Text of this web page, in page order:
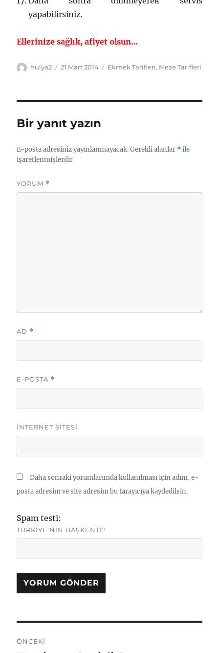
yapabilirsiniz.
Ellerinize sağlık, afiyet olsun…
Yazar
hulya2
Yayın
21 Mart 2014 Kategoriler
Ekmek Tarifleri, Meze Tarifleri
Bir yanıt yazın
E-posta adresiniz yayınlanmayacak. Gerekli alanlar *ile
işaretlenmişlerdir
YORUM *
AD *
E-POSTA *
İNTERNET SITESI
Daha sonraki yorumlarımda kullanılması için adım, e-
posta adresim ve site adresim bu tarayıcıya kaydedilsin.
Spam testi:
TÜRKIYE'NIN BAŞKENTI?
ÖNCEKI